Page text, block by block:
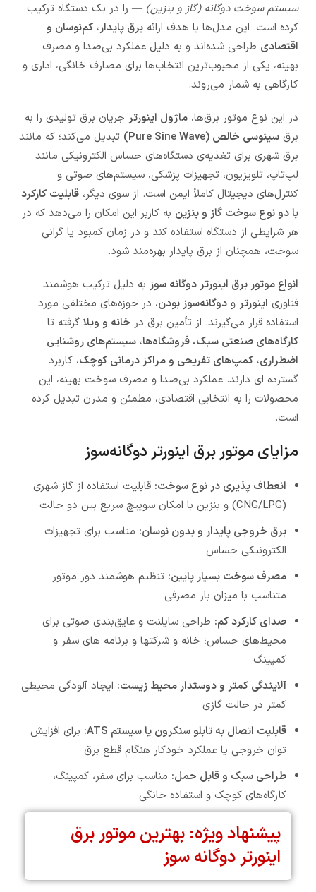
سیستم سوخت دوگانه (گاز و بنزین) — را در یک دستگاه ترکیب
کرده است. این مدل‌ها با هدف ارائه برق پایدار، کم‌نوسان و
اقتصادی طراحی شده‌اند و به دلیل عملکرد بی‌صدا و مصرف
بهینه، یکی از محبوب‌ترین انتخاب‌ها برای مصارف خانگی، اداری و
کارگاهی به شمار می‌روند.
در این نوع موتور برق‌ها، ماژول اینورتر جریان برق تولیدی را به
برق سینوسی خالص (Pure Sine Wave)
تبدیل می‌کند؛ که مانند
برق شهری برای تغذیه‌ی دستگاه‌های حساس الکترونیکی مانند
لپ‌تاپ، تلویزیون، تجهیزات پزشکی، سیستم‌های صوتی و
کنترل‌های دیجیتال کاملاً ایمن است. از سوی دیگر، قابلیت کارکرد
با دو نوع سوخت گاز و بنزین به کاربر این امکان را می‌دهد که در
هر شرایطی از دستگاه استفاده کند و در زمان کمبود یا گرانی
سوخت، همچنان از برق پایدار بهره‌مند شود.
انواع موتور برق اینورتر دوگانه سوز به دلیل ترکیب هوشمند
فناوری اینورتر و دوگانه‌سوز بودن، در حوزه‌های مختلفی مورد
استفاده قرار می‌گیرند. از تأمین برق در خانه و ویلا گرفته تا
کارگاه‌های صنعتی سبک، فروشگاه‌ها، سیستم‌های روشنایی
اضطراری، کمپ‌های تفریحی و مراکز درمانی کوچک، کاربرد
گسترده ای دارند. عملکرد بی‌صدا و مصرف سوخت بهینه، این
محصولات را به انتخابی اقتصادی، مطمئن و مدرن تبدیل کرده
است.
مزایای موتور برق اینورتر دوگانه‌سوز
انعطاف پذیری در نوع سوخت: قابلیت استفاده از گاز شهری
(CNG/LPG) و بنزین با امکان سوییچ سریع بین دو حالت
برق خروجی پایدار و بدون نوسان: مناسب برای تجهیزات
الکترونیکی حساس
مصرف سوخت بسیار پایین: تنظیم هوشمند دور موتور
متناسب با میزان بار مصرفی
صدای کارکرد کم: طراحی سایلنت و عایق‌بندی صوتی برای
محیط‌های حساس؛ خانه و شرکتها و برنامه های سفر و
کمپینگ
آلایندگی کمتر و دوستدار محیط زیست: ایجاد آلودگی محیطی
کمتر در حالت گازی
قابلیت اتصال به تابلو سنکرون یا سیستم ATS:
برای افزایش
توان خروجی یا عملکرد خودکار هنگام قطع برق
طراحی سبک و قابل حمل: مناسب برای سفر، کمپینگ،
کارگاه‌های کوچک و استفاده خانگی
پیشنهاد ویژه: بهترین موتور برق
اینورتر دوگانه سوز